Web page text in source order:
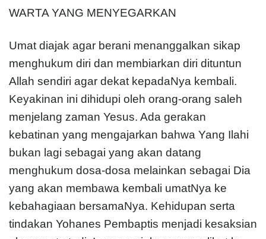
WARTA YANG MENYEGARKAN
Umat diajak agar berani menanggalkan sikap
menghukum diri dan membiarkan diri dituntun
Allah sendiri agar dekat kepadaNya kembali.
Keyakinan ini dihidupi oleh orang-orang saleh
menjelang zaman Yesus. Ada gerakan
kebatinan yang mengajarkan bahwa Yang Ilahi
bukan lagi sebagai yang akan datang
menghukum dosa-dosa melainkan sebagai Dia
yang akan membawa kembali umatNya ke
kebahagiaan bersamaNya. Kehidupan serta
tindakan Yohanes Pembaptis menjadi kesaksian